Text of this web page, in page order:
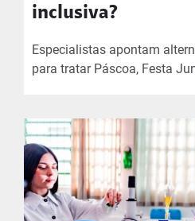
inclusiva?
Especialistas apontam
para tratar Páscoa, Festa